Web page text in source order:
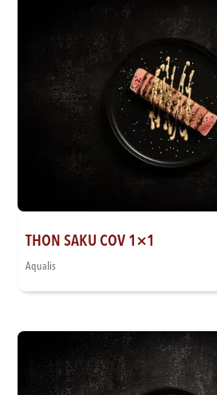
THON SAKU COV 1×1
Aqualis